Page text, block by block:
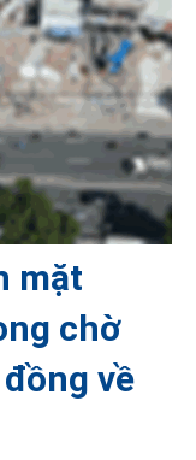
mặt
chờ
về